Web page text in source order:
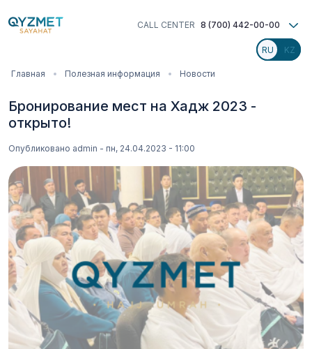
CALL CENTER 8 (700) 442-00-00
Строка
навигации
Главная Полезная информация Новости
Бронирование мест на Хадж 2023 -
открыто!
Опубликовано admin - пн, 24.04.2023 - 11:00